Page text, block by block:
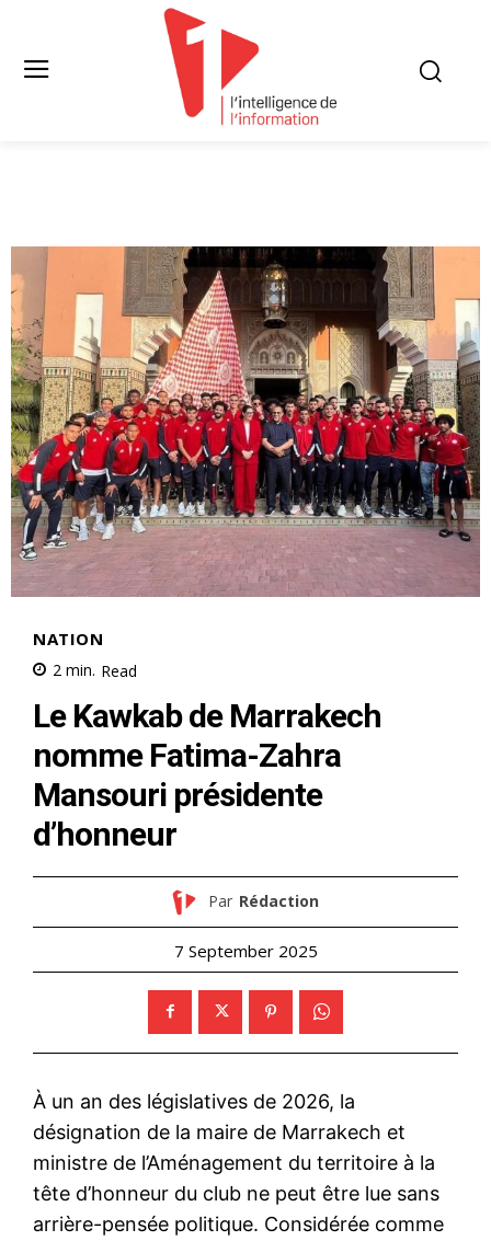
NATION
2 min. Read
Le Kawkab de Marrakech
nomme Fatima-Zahra
Mansouri présidente
d’honneur
Par Rédaction
7 September 2025
À un an des législatives de 2026, la
désignation de la maire de Marrakech et
ministre de l’Aménagement du territoire à la
tête d’honneur du club ne peut être lue sans
arrière-pensée politique. Considérée comme